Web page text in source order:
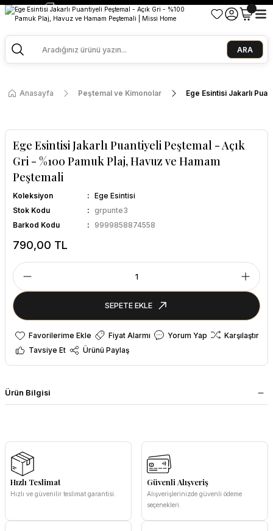
2500 TL ve Üzeri Alışverişlerde Kargo Bedava!
Ege Esintisi 2 Al 1 Öde
Missi Kokularda 3 Al 2 Öde
ARA
Anasayfa Peştemal ve Kimonolar Ege Esintisi Jakarlı
Ege Esintisi Jakarlı Puantiyeli Peştemal - Açık
Gri - %100 Pamuk Plaj, Havuz ve Hamam
Peştemali
Koleksiyon
Ege Esintisi
Stok Kodu
grpunte3
Barkod Kodu
9999858874558
790,00 TL
SEPETE EKLE
Fiyat Alarmı Yorum Yap
Karşılaştır
Tavsiye Et
Ürünü Paylaş
Ürün Bilgisi
Hızlı Teslimat
Hızlı ve güvenilir teslimat garantisi.
Güvenli Alışveriş
Alışverişlerinizde güvenli ödeme
seçenekleri.